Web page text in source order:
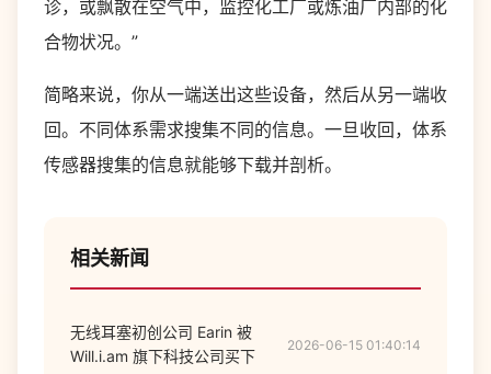
诊，或飘散在空气中，监控化工厂或炼油厂内部的化
合物状况。”
简略来说，你从一端送出这些设备，然后从另一端收
回。不同体系需求搜集不同的信息。一旦收回，体系
传感器搜集的信息就能够下载并剖析。
相关新闻
无线耳塞初创公司 Earin 被
Will.i.am 旗下科技公司买下
2026-06-15 01:40:14